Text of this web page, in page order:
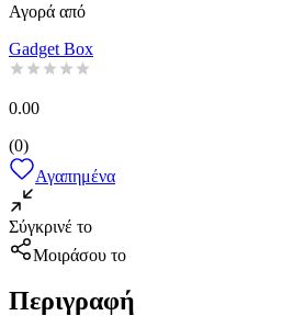
Αγορά από
Gadget Box
0.00
(0)
Αγαπημένα
Σύγκρινέ το
Μοιράσου το
Περιγραφή